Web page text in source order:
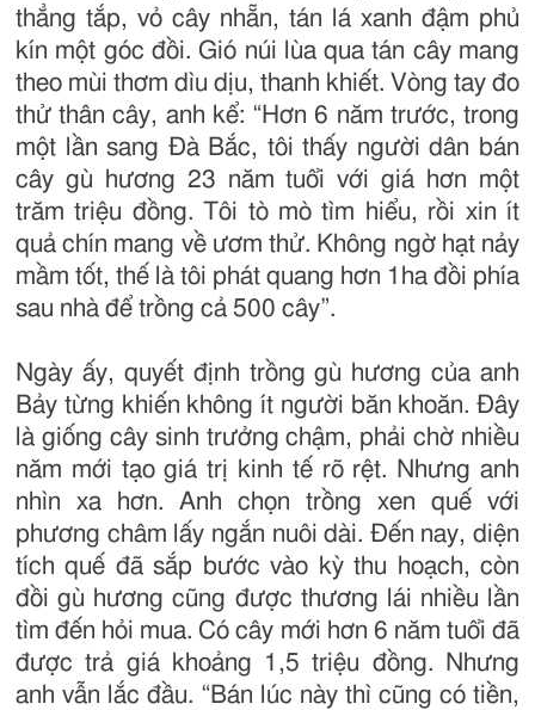
thẳng tắp, vỏ cây nhẵn, tán lá xanh đậm phủ
kín một góc đồi. Gió núi lùa qua tán cây mang
theo mùi thơm dìu dịu, thanh khiết. Vòng tay đo
thử thân cây, anh kể: “Hơn 6 năm trước, trong
một lần sang Đà Bắc, tôi thấy người dân bán
cây gù hương 23 năm tuổi với giá hơn một
trăm triệu đồng. Tôi tò mò tìm hiểu, rồi xin ít
quả chín mang về ươm thử. Không ngờ hạt nảy
mầm tốt, thế là tôi phát quang hơn 1ha đồi phía
sau nhà để trồng cả 500 cây”.
Ngày ấy, quyết định trồng gù hương của anh
Bảy từng khiến không ít người băn khoăn. Đây
là giống cây sinh trưởng chậm, phải chờ nhiều
năm mới tạo giá trị kinh tế rõ rệt. Nhưng anh
nhìn xa hơn. Anh chọn trồng xen quế với
phương châm lấy ngắn nuôi dài. Đến nay, diện
tích quế đã sắp bước vào kỳ thu hoạch, còn
đồi gù hương cũng được thương lái nhiều lần
tìm đến hỏi mua. Có cây mới hơn 6 năm tuổi đã
được trả giá khoảng 1,5 triệu đồng. Nhưng
anh vẫn lắc đầu. “Bán lúc này thì cũng có tiền,